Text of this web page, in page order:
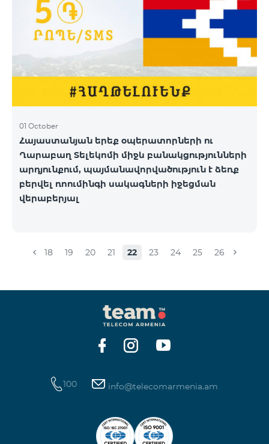
01 October
Հայաստանյան երեք օպերատորների ու
Ղարաբաղ Տելեկոմի միջև բանակցությունների
արդյունքում, պայմանավորվածություն է ձեռք
բերվել ռոումինգի սակագների իջեցման
վերաբերյալ
18 19 20 21 22 23 24 25 26
100 info@telecomarmenia.am